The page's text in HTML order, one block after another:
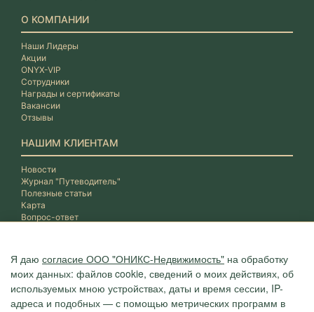
Я даю согласие ООО "ОНИКС-Недвижимость" на обработку
моих данных: файлов cookie, сведений о моих действиях, об
используемых мною устройствах, даты и время сессии, IP-
адреса и подобных — с помощью метрических программ в
О КОМПАНИИ
Наши Лидеры
Акции
ONYX-VIP
Сотрудники
Награды и сертификаты
Вакансии
Отзывы
НАШИМ КЛИЕНТАМ
Новости
Журнал "Путеводитель"
Полезные статьи
Карта
Вопрос-ответ